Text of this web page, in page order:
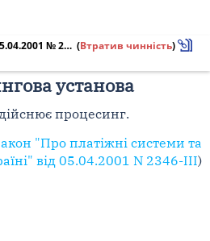
Закон України від 05.04.2001 № 2346-III (Втратив чинність)